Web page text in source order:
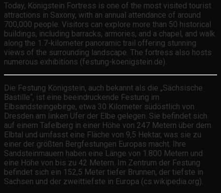
Today, Königstein Fortress is one of the most visited tourist
attractions in Saxony, with an annual attendance of around
700,000 people. Visitors can explore more than 50 historical
buildings, including barracks, armories, and a chapel, and walk
along the 1.7-kilometer panoramic trail offering stunning
views of the surrounding landscape. The fortress also hosts
numerous exhibitions (festung-koenigstein.de).
Die Festung Königstein, auch bekannt als die „Sächsische
Bastille“, ist eine beeindruckende Festung im
Elbsandsteingebirge, etwa 30 Kilometer südöstlich von
Dresden am linken Ufer der Elbe gelegen. Sie befindet sich
auf einem Tafelberg in einer Höhe von 247 Metern über dem
Elbtal und umfasst eine Fläche von 9,5 Hektar, was sie zu
einer der größten Bergfestungen Europas macht. Ihre
Sandsteinmauern haben eine Länge von 1.800 Metern und
eine Höhe von bis zu 42 Metern. Im Zentrum der Festung
befindet sich ein 152,5 Meter tiefer Brunnen, der tiefste in
Sachsen und der zweittiefste in Europa (cs.wikipedia.org).